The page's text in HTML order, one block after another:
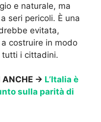
e naturale, ma
seri pericoli. È una
evitata,
costruire in modo
tutti i cittadini.
ANCHE → L’Italia è
sulla parità di